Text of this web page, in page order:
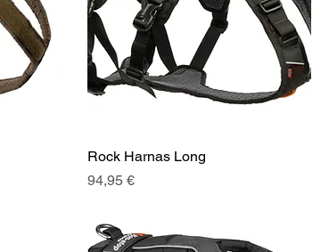
Rock Harnas Long
Prix
94,95 €